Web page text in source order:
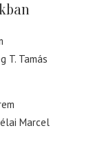
T. Tamás
Marcel